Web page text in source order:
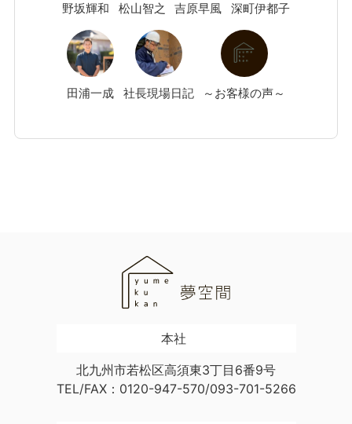
野坂輝和 松山智之 吉原早風 深町伊都子
田浦一成 社長現場日記 ～お客様の声～
本社
北九州市若松区高須東3丁目6番9号
TEL/FAX：0120-947-570/093-701-5266